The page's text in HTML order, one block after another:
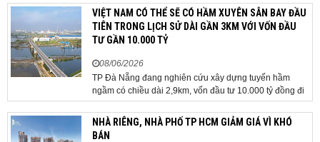
tuyến đi qua địa bàn hai địa phương, bảo đảm tiến độ
triển khai. Bộ Tài chính vừa có công văn...
VIỆT NAM CÓ THỂ SẼ CÓ HẦM XUYÊN SÂN BAY ĐẦU
TIÊN TRONG LỊCH SỬ DÀI GẦN 3KM VỚI VỐN ĐẦU
TƯ GẦN 10.000 TỶ
08/06/2026
TP Đà Nẵng đang nghiên cứu xây dựng tuyến hầm
ngầm có chiều dài 2,9km, vốn đầu tư 10.000 tỷ đồng đi
qua sân bay quốc tế. TP Đà Nẵng đang nghiên cứu một
phương án hạ tầng mang tính đột phá khi đề xuất xây
dựng tuyến hầm ngầm xuyên qua khu vực sân...
NHÀ RIÊNG, NHÀ PHỐ TP HCM GIẢM GIÁ VÌ KHÓ
BÁN